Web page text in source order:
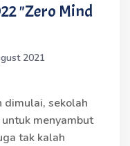
"Zero Mind
2021
sekolah
menyambut
tak kalah